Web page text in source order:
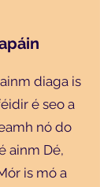
diaga is
é seo a
nó do
ainm Dé,
is mó a